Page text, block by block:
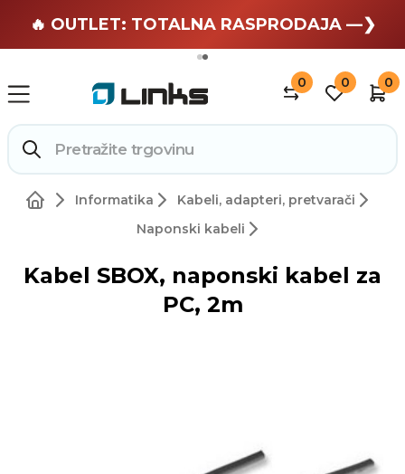
🏄 Zaslužuješ odmor —❯
🔥 OUTLET: TOTALNA RASPRODAJA —❯
0 0 0
Informatika
Kabeli, adapteri, pretvarači
Naponski kabeli
Kabel SBOX, naponski kabel za
PC, 2m